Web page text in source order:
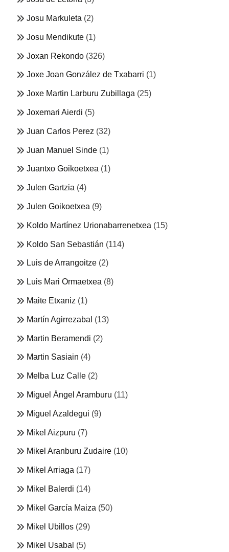
Josu Markuleta (2)
Josu Mendikute (1)
Joxan Rekondo (326)
Joxe Joan González de Txabarri (1)
Joxe Martin Larburu Zubillaga (25)
Joxemari Aierdi (5)
Juan Carlos Perez (32)
Juan Manuel Sinde (1)
Juantxo Goikoetxea (1)
Julen Gartzia (4)
Julen Goikoetxea (9)
Koldo Martínez Urionabarrenetxea (15)
Koldo San Sebastián (114)
Luis de Arrangoitze (2)
Luis Mari Ormaetxea (8)
Maite Etxaniz (1)
Martín Agirrezabal (13)
Martin Beramendi (2)
Martin Sasiain (4)
Melba Luz Calle (2)
Miguel Ángel Aramburu (11)
Miguel Azaldegui (9)
Mikel Aizpuru (7)
Mikel Aranburu Zudaire (10)
Mikel Arriaga (17)
Mikel Balerdi (14)
Mikel García Maiza (50)
Mikel Ubillos (29)
Mikel Usabal (5)